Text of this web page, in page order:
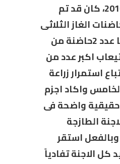
فى مصر فى عام 2010، كان قد تم
الغاز الثلاثى
وبالفعل استجلبنا عدد 2حاضنة من
اكبر عدد من
استمرار زراعة
واكاد اجزم
حقيقية واضحة فى
الطازجة
استقر
كل الاجنة تفادياً